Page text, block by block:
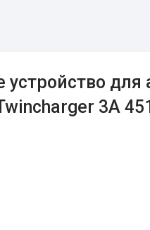
устройство для
3A